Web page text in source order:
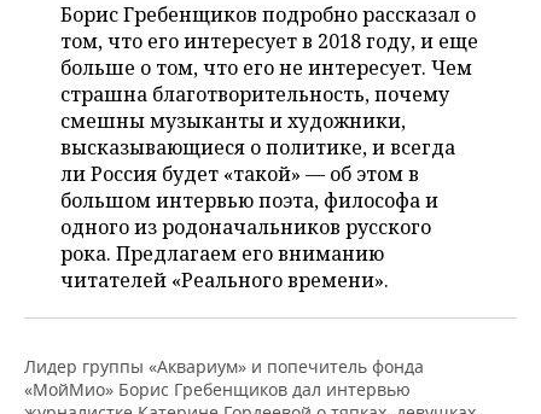
КОМУ ПРИНАДЛЕЖАТ
ТОРГОВЫЕ ЦЕНТРЫ
ТАТАРСТАНА
БЮДЖЕТ
ИНВЕСТИЦИИ
АГРОПРОМ
МАШИНОСТРОЕНИЕ
НЕФТЕХИМИЯ
НЕФТЬ
ОПК
ЭНЕРГЕТИКА
НОВОСТИ АВТО
БИЗНЕС
НОВОСТИ БИЗНЕСА
РОЗНИЧНАЯ ТОРГОВЛЯ
ТРАНСПОРТ
УСЛУГИ
ТЕХНОЛОГИИ
НОВОСТИ ТЕХНОЛОГИЙ
МЕДИА
МЕРОПРИЯТИЯ
НОВОСТИ МЕРОПРИЯТИЙ
ВЫЕЗДНАЯ РЕДАКЦИЯ
ONLINE-КОНФЕРЕНЦИИ
СПОРТ
НОВОСТИ СПОРТА
ХОККЕЙ
ОБЩЕСТВО
ВЛАСТЬ
СЮЖЕТЫ
Борис Гребенщиков подробно рассказал о
том, что его интересует в 2018 году, и еще
больше о том, что его не интересует. Чем
страшна благотворительность, почему
смешны музыканты и художники,
высказывающиеся о политике, и всегда
ли Россия будет «такой» — об этом в
большом интервью поэта, философа и
одного из родоначальников русского
рока. Предлагаем его вниманию
читателей «Реального времени».
Лидер группы «Аквариум» и попечитель фонда
«МойМио» Борис Гребенщиков дал интервью